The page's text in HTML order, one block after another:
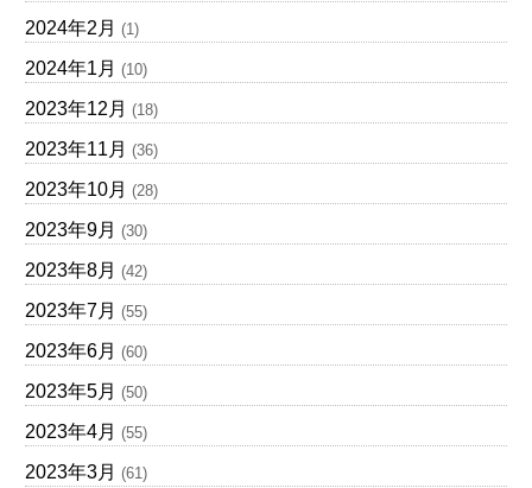
2024年2月 (1)
2024年1月 (10)
2023年12月 (18)
2023年11月 (36)
2023年10月 (28)
2023年9月 (30)
2023年8月 (42)
2023年7月 (55)
2023年6月 (60)
2023年5月 (50)
2023年4月 (55)
2023年3月 (61)